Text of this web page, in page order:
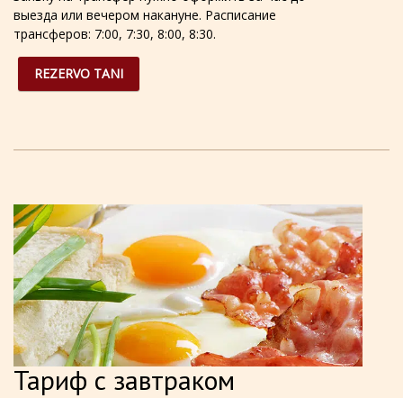
выезда или вечером накануне. Расписание
трансферов: 7:00, 7:30, 8:00, 8:30.
REZERVO TANI
Тариф с завтраком